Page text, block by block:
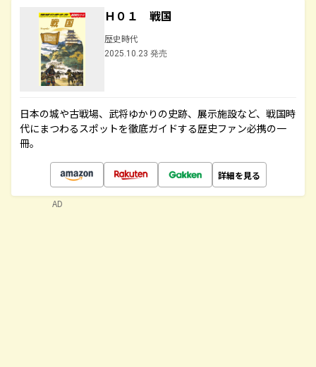
Ｈ０１ 戦国
歴史時代
2025.10.23 発売
日本の城や古戦場、武将ゆかりの史跡、展示施設など、戦国時
代にまつわるスポットを徹底ガイドする歴史ファン必携の一
冊。
詳細を見る
AD